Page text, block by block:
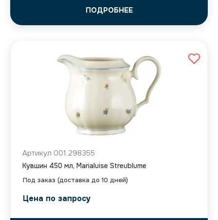
ПОДРОБНЕЕ
Под заказ (доставка до 10 дней)
Артикул 001.298355
Кувшин 450 мл, Marialuise Streublume
Цена по запросу